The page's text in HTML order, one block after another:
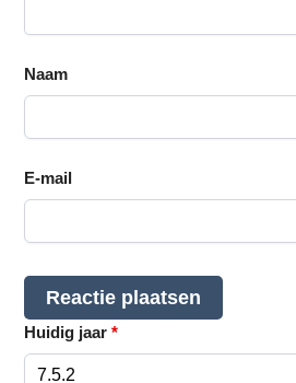
Naam
E-mail
Huidig jaar *